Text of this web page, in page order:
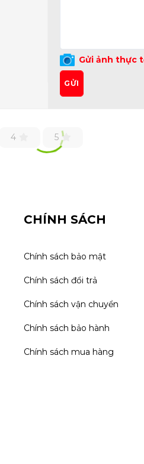
Gửi ảnh thực
GỬI
4 5
CHÍNH SÁCH
Chính sách bảo mật
Chính sách đổi trả
Chính sách vận chuyển
Chính sách bảo hành
Chính sách mua hàng